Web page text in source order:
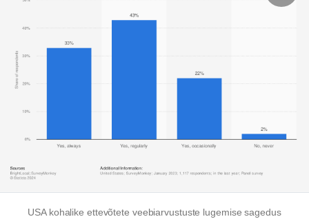
USA kohalike ettevõtete veebiarvustuste lugemise sagedus